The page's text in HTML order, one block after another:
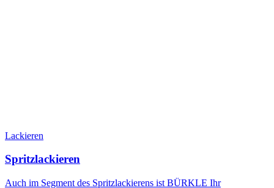
Lackieren
Spritzlackieren
Auch im Segment des Spritzlackierens ist BÜRKLE Ihr